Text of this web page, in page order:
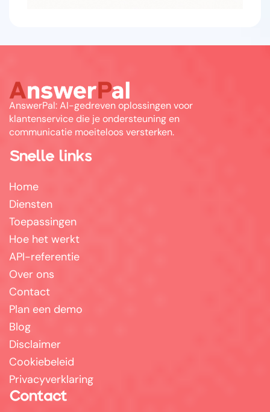
AnswerPal: AI-gedreven oplossingen voor
klantenservice die je ondersteuning en
communicatie moeiteloos versterken.
Snelle links
Home
Diensten
Toepassingen
Hoe het werkt
API-referentie
Over ons
Contact
Plan een demo
Blog
Disclaimer
Cookiebeleid
Privacyverklaring
Contact